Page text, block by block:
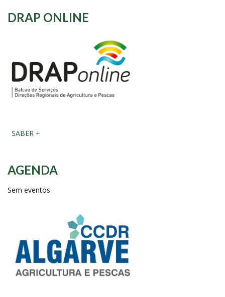
DRAP ONLINE
SABER +
AGENDA
Sem eventos